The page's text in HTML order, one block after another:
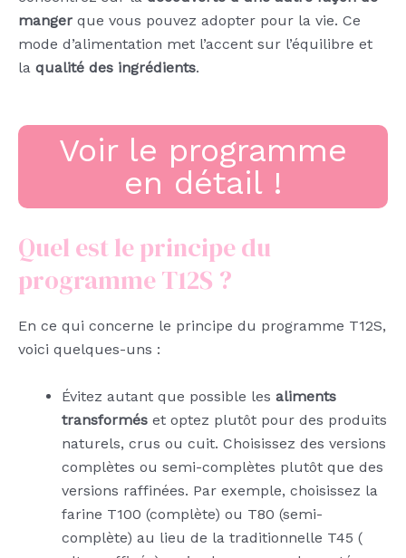
manger que vous pouvez adopter pour la vie. Ce
mode d’alimentation met l’accent sur l’équilibre et
la qualité des ingrédients.
Voir le programme
en détail !
Quel est le principe du
programme T12S ?
En ce qui concerne le principe du programme T12S,
voici quelques-uns :
Évitez autant que possible les aliments
transformés et optez plutôt pour des produits
naturels, crus ou cuit. Choisissez des versions
complètes ou semi-complètes plutôt que des
versions raffinées. Par exemple, choisissez la
farine T100 (complète) ou T80 (semi-
complète) au lieu de la traditionnelle T45 (